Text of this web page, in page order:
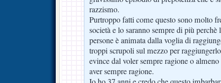
razzismo.
Purtroppo fatti come questo sono molto
società e lo saranno sempre di più
persone è animata dalla voglia di
troppi scrupoli sul mezzo per
evince dal voler sempre ragione o
aver sempre ragione.